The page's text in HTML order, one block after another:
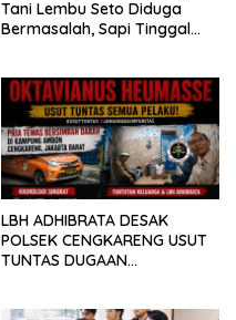
Tani Lembu Seto Diduga
Bermasalah, Sapi Tinggal
LBH ADHIBRATA DESAK
POLSEK CENGKARENG USUT
TUNTAS DUGAAN